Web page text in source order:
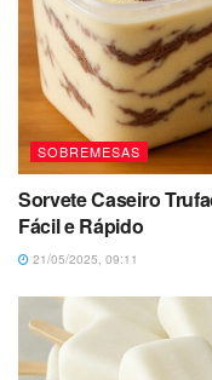
SOBREMESAS
Sorvete Caseiro
Fácil e Rápido
21/05/2025, 09:11